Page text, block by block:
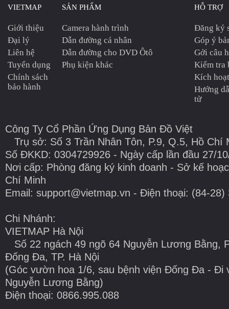
VIETMAP
Giới thiệu
Đại lý
Liên hệ
Tuyển dụng
Chính sách
bảo hành
SẢN PHẨM
Camera hành trình
Dẫn đường cá nhân
Dẫn đường cho DVD Ôtô
Phụ kiện khác
HỖ TRỢ
Đăng ký
Góp ý
Gởi câu
Kiểm tra
Kích
Hướng
tử
Công Ty Cổ Phần Ứng Dụng Bản Đồ Việt
Trụ sở: Số 3 Trần Nhân Tôn, P.9, Q.5, Hồ Chí
Số ĐKKD: 0304729926 - Ngày cấp lần đầu 27/
Nơi cấp: Phòng đăng ký kinh doanh - Sở kế
Chí Minh
Email: support@vietmap.vn - Điện thoại: (84-28)
Chi Nhánh:
VIETMAP Hà Nội
Số 22 ngách 49 ngõ 64 Nguyễn Lương Bằng,
Đống Đa, TP. Hà Nội
(Góc vườn hoa 1/6, sau bệnh viện Đống Đa - Đi
Nguyễn Lương Bằng)
Điện thoại: 0866.995.088